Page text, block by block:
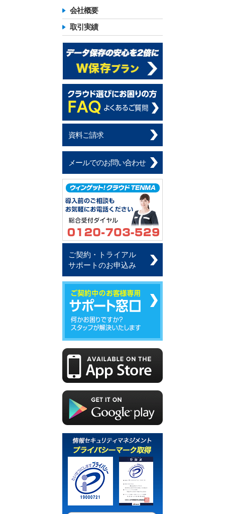
会社概要
取引実績
資料ご請求
メールでのお問い合わせ
ご契約・トライアル
サポートのお申込み